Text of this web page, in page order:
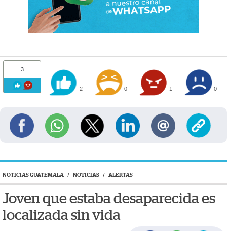
3
2 0 1 0
NOTICIAS GUATEMALA / NOTICIAS / ALERTAS
Joven que estaba desaparecida es
localizada sin vida